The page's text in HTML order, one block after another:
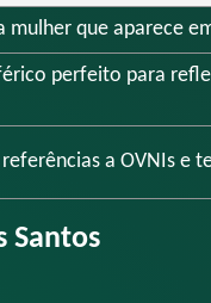
mulher que aparece
perfeito para
a OVNIs e
Santos